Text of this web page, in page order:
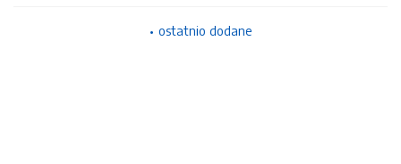
ostatnio dodane